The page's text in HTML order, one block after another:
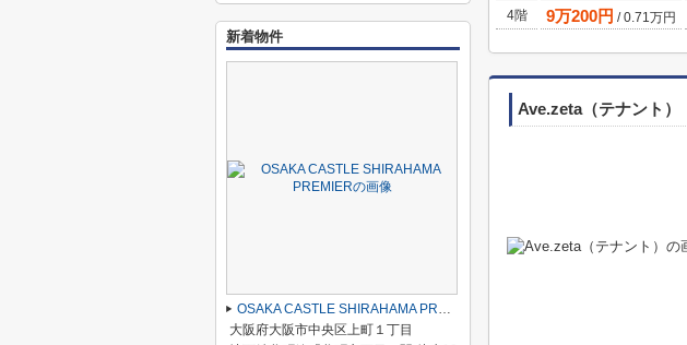
4階
9万200円 /0.71万円
Ave.zeta（テナント）
新着物件
OSAKA CASTLE SHIRAHAMA PREMIER
大阪府大阪市中央区上町１丁目